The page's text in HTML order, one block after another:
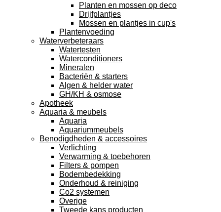
Planten en mossen op deco
Drijfplantjes
Mossen en plantjes in cup's
Plantenvoeding
Waterverbeteraars
Watertesten
Waterconditioners
Mineralen
Bacteriën & starters
Algen & helder water
GH/KH & osmose
Apotheek
Aquaria & meubels
Aquaria
Aquariummeubels
Benodigdheden & accessoires
Verlichting
Verwarming & toebehoren
Filters & pompen
Bodembedekking
Onderhoud & reiniging
Co2 systemen
Overige
Tweede kans producten